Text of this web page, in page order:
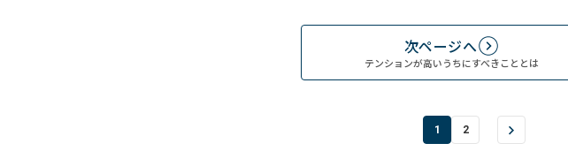
次ページへ
テンションが高いうちにすべきこととは
1 2